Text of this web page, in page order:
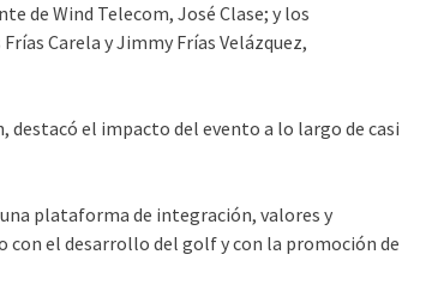
de Wind Telecom, José Clase; y los
Carela y Jimmy Frías Velázquez,
destacó el impacto del evento a lo largo de casi
plataforma de integración, valores y
el desarrollo del golf y con la promoción de